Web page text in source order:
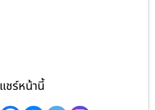
แชร์หน้านี้